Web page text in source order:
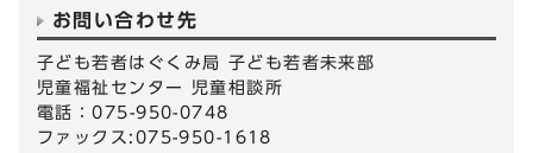
お問い合わせ先
子ども若者はぐくみ局 子ども若者未来部
児童福祉センター 児童相談所
電話：075-950-0748
ファックス:075-950-1618